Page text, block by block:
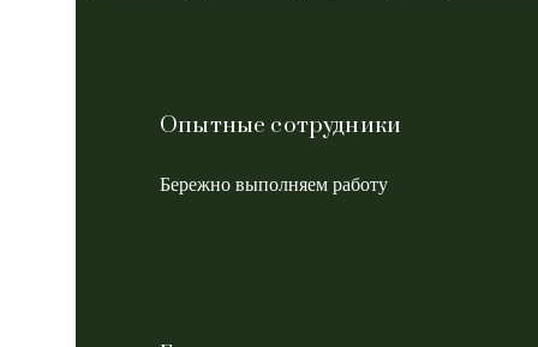
Опытные сотрудники
Бережно выполняем работу